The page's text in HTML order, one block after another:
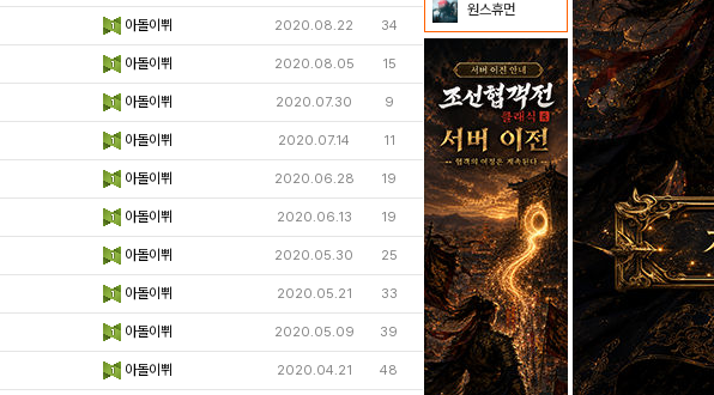
아돌이쀠 2020.08.22 34
아돌이쀠 2020.08.05 15
아돌이쀠 2020.07.30 9
아돌이쀠 2020.07.14 11
아돌이쀠 2020.06.28 19
아돌이쀠 2020.06.13 19
아돌이쀠 2020.05.30 25
아돌이쀠 2020.05.21 33
아돌이쀠 2020.05.09 39
아돌이쀠 2020.04.21 48
원스휴먼